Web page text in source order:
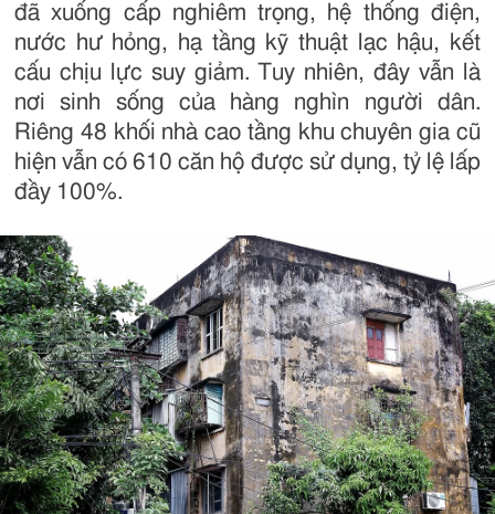
đã xuống cấp nghiêm trọng, hệ thống điện,
nước hư hỏng, hạ tầng kỹ thuật lạc hậu, kết
cấu chịu lực suy giảm. Tuy nhiên, đây vẫn là
nơi sinh sống của hàng nghìn người dân.
Riêng 48 khối nhà cao tầng khu chuyên gia cũ
hiện vẫn có 610 căn hộ được sử dụng, tỷ lệ lấp
đầy 100%.